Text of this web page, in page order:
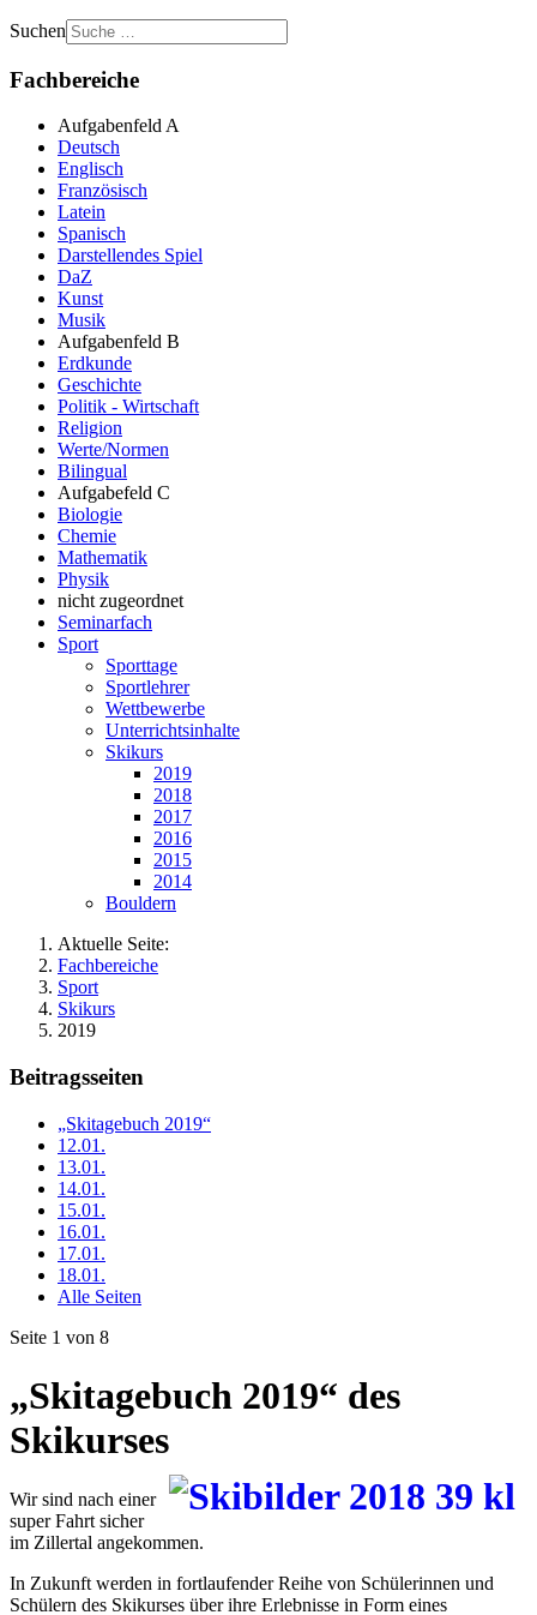
Suchen
Fachbereiche
Aufgabenfeld A
Deutsch
Englisch
Französisch
Latein
Spanisch
Darstellendes Spiel
DaZ
Kunst
Musik
Aufgabenfeld B
Erdkunde
Geschichte
Politik - Wirtschaft
Religion
Werte/Normen
Bilingual
Aufgabefeld C
Biologie
Chemie
Mathematik
Physik
nicht zugeordnet
Seminarfach
Sport
Sporttage
Sportlehrer
Wettbewerbe
Unterrichtsinhalte
Skikurs
2019
2018
2017
2016
2015
2014
Bouldern
Aktuelle Seite:
Fachbereiche
Sport
Skikurs
2019
Beitragsseiten
„Skitagebuch 2019“
12.01.
13.01.
14.01.
15.01.
16.01.
17.01.
18.01.
Alle Seiten
Seite 1 von 8
„Skitagebuch 2019“ des
Skikurses
Wir sind nach einer
super Fahrt sicher
im Zillertal angekommen.
In Zukunft werden in fortlaufender Reihe von Schülerinnen und
Schülern des Skikurses über ihre Erlebnisse in Form eines